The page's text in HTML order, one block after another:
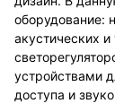
оборудование:
акустических
устройствами
доступа и